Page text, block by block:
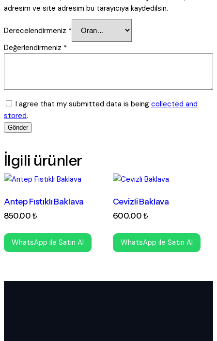
adresim ve site adresim bu tarayıcıya kaydedilsin.
Derecelendirmeniz *
Değerlendirmeniz *
I agree that my submitted data is being collected and
stored.
İlgili ürünler
Antep Fıstıklı Baklava
850.00 ₺
WhatsApp ile Satın Al
Cevizli Baklava
600.00 ₺
WhatsApp ile Satın Al